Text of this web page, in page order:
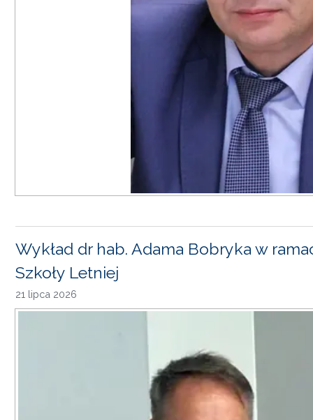
Wykład dr hab. Adama Bobryka w
Szkoły Letniej
21 lipca 2026